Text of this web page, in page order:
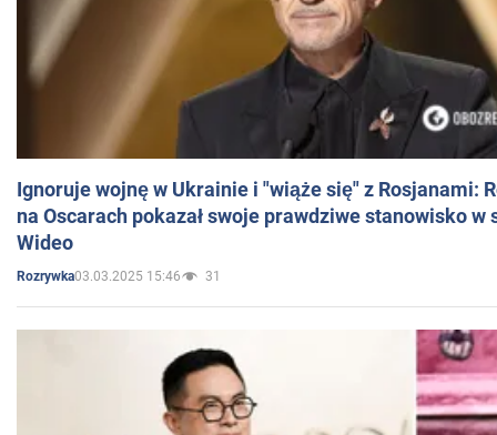
Ignoruje wojnę w Ukrainie i "wiąże się" z Rosjanami:
na Oscarach pokazał swoje prawdziwe stanowisko w
Wideo
Rozrywka03.03.2025 15:46 31